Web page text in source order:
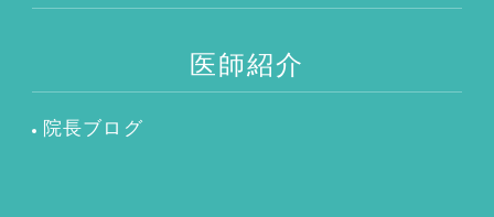
医師紹介
院長ブログ